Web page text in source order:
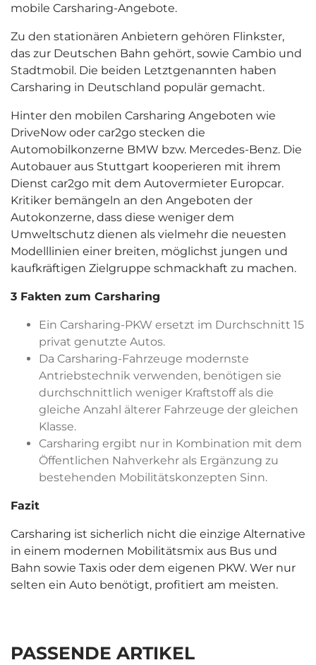
mobile Carsharing-Angebote.
Zu den stationären Anbietern gehören Flinkster,
das zur Deutschen Bahn gehört, sowie Cambio und
Stadtmobil. Die beiden Letztgenannten haben
Carsharing in Deutschland populär gemacht.
Hinter den mobilen Carsharing Angeboten wie
DriveNow oder car2go stecken die
Automobilkonzerne BMW bzw. Mercedes-Benz. Die
Autobauer aus Stuttgart kooperieren mit ihrem
Dienst car2go mit dem Autovermieter Europcar.
Kritiker bemängeln an den Angeboten der
Autokonzerne, dass diese weniger dem
Umweltschutz dienen als vielmehr die neuesten
Modelllinien einer breiten, möglichst jungen und
kaufkräftigen Zielgruppe schmackhaft zu machen.
3 Fakten zum Carsharing
Ein Carsharing-PKW ersetzt im Durchschnitt 15
privat genutzte Autos.
Da Carsharing-Fahrzeuge modernste
Antriebstechnik verwenden, benötigen sie
durchschnittlich weniger Kraftstoff als die
gleiche Anzahl älterer Fahrzeuge der gleichen
Klasse.
Carsharing ergibt nur in Kombination mit dem
Öffentlichen Nahverkehr als Ergänzung zu
bestehenden Mobilitätskonzepten Sinn.
Fazit
Carsharing ist sicherlich nicht die einzige Alternative
in einem modernen Mobilitätsmix aus Bus und
Bahn sowie Taxis oder dem eigenen PKW. Wer nur
selten ein Auto benötigt, profitiert am meisten.
PASSENDE ARTIKEL